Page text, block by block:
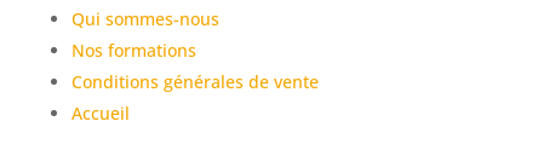
Qui sommes-nous
Nos formations
Conditions générales de vente
Accueil